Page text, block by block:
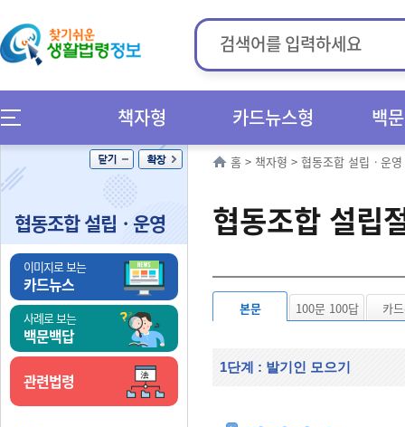
책자형 카드뉴스형 백
협동조합 설립ㆍ운영
이미지로 보는
카드뉴스
사례로 보는
백문백답
관련법령
홈 > 책자형 > 협동조합 설립ㆍ운영
협동조합 설립
본문 100문 100답 카
1단계 : 발기인 모으기